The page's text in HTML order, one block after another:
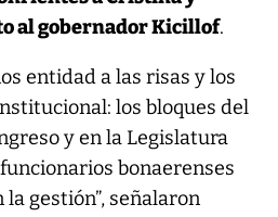
al gobernador Kicillof.
entidad a las risas y los
los bloques del
y en la Legislatura
bonaerenses
gestión”, señalaron